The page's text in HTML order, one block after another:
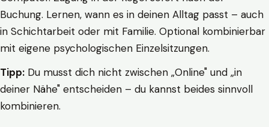
Buchung. Lernen, wann es in deinen Alltag passt – auch
in Schichtarbeit oder mit Familie. Optional kombinierbar
mit eigene psychologischen Einzelsitzungen.
Tipp: Du musst dich nicht zwischen „Online" und „in
deiner Nähe" entscheiden – du kannst beides sinnvoll
kombinieren.